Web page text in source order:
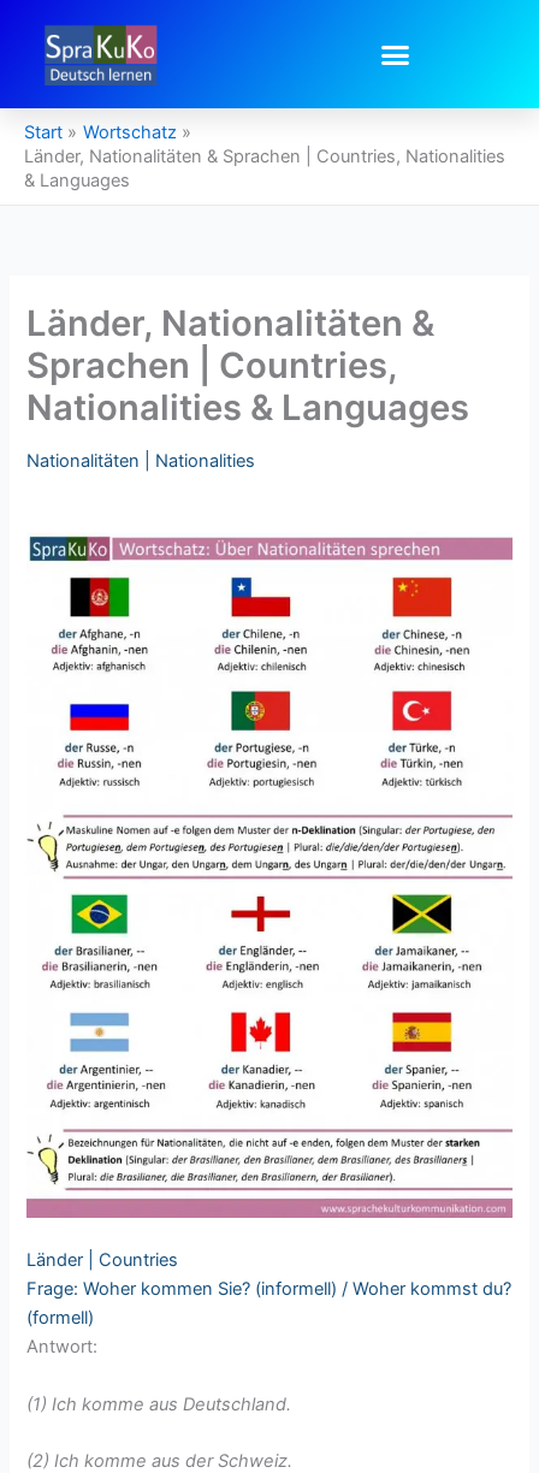
springen
Start
Wortschatz
Länder, Nationalitäten & Sprachen | Countries, Nationalities
& Languages
Länder, Nationalitäten &
Sprachen | Countries,
Nationalities & Languages
Nationalitäten | Nationalities
Länder | Countries
Frage: Woher kommen Sie? (informell) / Woher kommst du?
(formell)
Antwort:
(1) Ich komme aus Deutschland.
(2) Ich komme aus der Schweiz.